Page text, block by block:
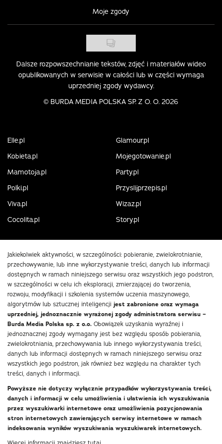
Moje zgody
Dalsze rozpowszechnianie tekstów, zdjęć i materiałów wideo
opublikowanych w serwisie w całości lub w części wymaga
uprzedniej zgody wydawcy.
© BURDA MEDIA POLSKA SP. Z O. O. 2026
Elle.pl
Glamour.pl
Kobieta.pl
Mojegotowanie.pl
Mamotoja.pl
Party.pl
Polki.pl
Przyslijprzepis.pl
Viva.pl
Wizaz.pl
Cocolita.pl
Story.pl
Jakiekolwiek aktywności, w szczególności: pobieranie, zwielokrotnianie,
przechowywanie, lub inne wykorzystywanie treści, danych lub informacji
dostępnych w ramach niniejszego serwisu oraz wszystkich jego podstron,
w szczególności w celu ich eksploracji, zmierzającej do tworzenia,
rozwoju, modyfikacji i szkolenia systemów uczenia maszynowego,
algorytmów lub sztucznej inteligencji jest zabronione oraz wymaga
uprzedniej, jednoznacznie wyrażonej zgody administratora serwisu –
Burda Media Polska sp. z o.o. Obowiązek uzyskania wyraźnej i
jednoznacznej zgody wymagany jest bez względu sposób pobierania,
zwielokrotniania, przechowywania lub innego wykorzystywania treści,
danych lub informacji dostępnych w ramach niniejszego serwisu oraz
wszystkich jego podstron, jak również bez względu na charakter tych
treści, danych i informacji.
Powyższe nie dotyczy wyłącznie przypadków wykorzystywania treści,
danych i informacji w celu umożliwienia i ułatwienia ich wyszukiwania
przez wyszukiwarki internetowe oraz umożliwienia pozycjonowania
stron internetowych zawierających serwisy internetowe w ramach
indeksowania wyników wyszukiwania wyszukiwarek internetowych.